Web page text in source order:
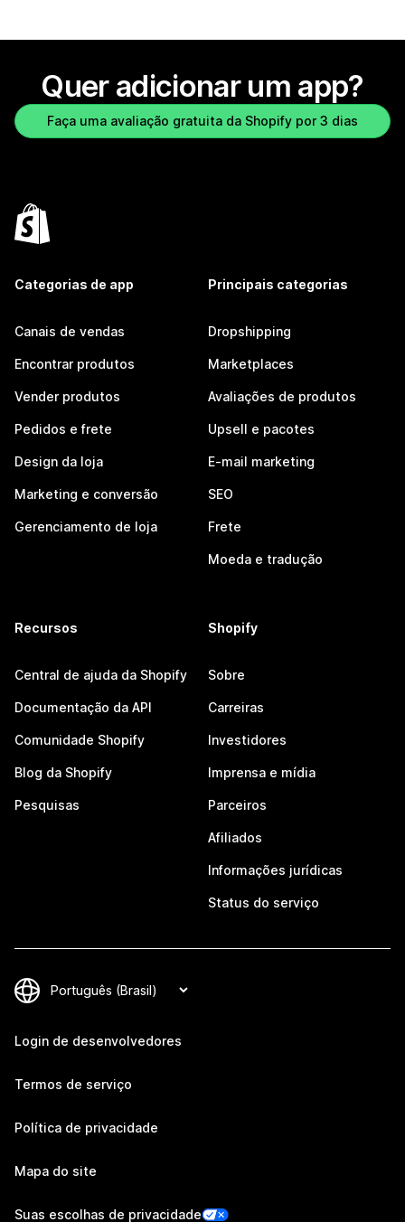
Quer adicionar um app?
Faça uma avaliação gratuita da Shopify por 3 dias
Categorias de app
Canais de vendas
Encontrar produtos
Vender produtos
Pedidos e frete
Design da loja
Marketing e conversão
Gerenciamento de loja
Principais categorias
Dropshipping
Marketplaces
Avaliações de produtos
Upsell e pacotes
E-mail marketing
SEO
Frete
Moeda e tradução
Recursos
Central de ajuda da Shopify
Documentação da API
Comunidade Shopify
Blog da Shopify
Pesquisas
Shopify
Sobre
Carreiras
Investidores
Imprensa e mídia
Parceiros
Afiliados
Informações jurídicas
Status do serviço
Login de desenvolvedores
Termos de serviço
Política de privacidade
Mapa do site
Suas escolhas de privacidade